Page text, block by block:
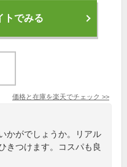
トでみる
価格と在庫を楽天でチェック >>
かがでしょうか。リアル
きつけます。コスパも良